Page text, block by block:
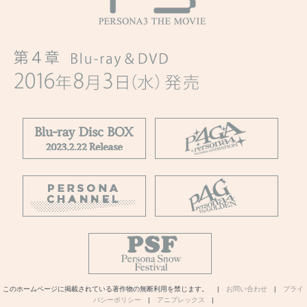
このホームページに掲載されている著作物の無断利用を禁じます。 | お問い合わせ | プライ
バシーポリシー | アニプレックス |